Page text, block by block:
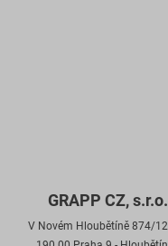
GRAPP CZ, s.r.o.
V Novém Hloubětíně 874/12